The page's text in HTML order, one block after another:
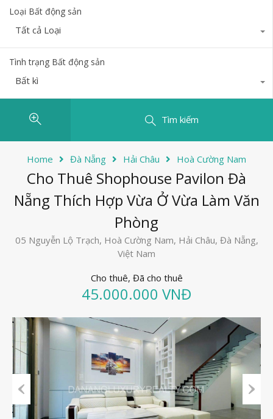
Loại Bất động sản
Tất cả Loại
Tình trạng Bất động sản
Bất kì
Tìm kiếm
Home Đà Nẵng Hải Châu Hoà Cường Nam
Cho Thuê Shophouse Pavilon Đà
Nẵng Thích Hợp Vừa Ở Vừa Làm Văn
Phòng
05 Nguyễn Lộ Trạch, Hoà Cường Nam, Hải Châu, Đà Nẵng,
Việt Nam
Cho thuê, Đã cho thuê
45.000.000 VNĐ
Previous Next